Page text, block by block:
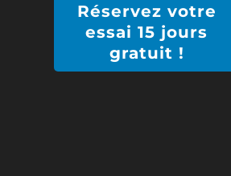
Réservez votre
essai 15 jours
gratuit !